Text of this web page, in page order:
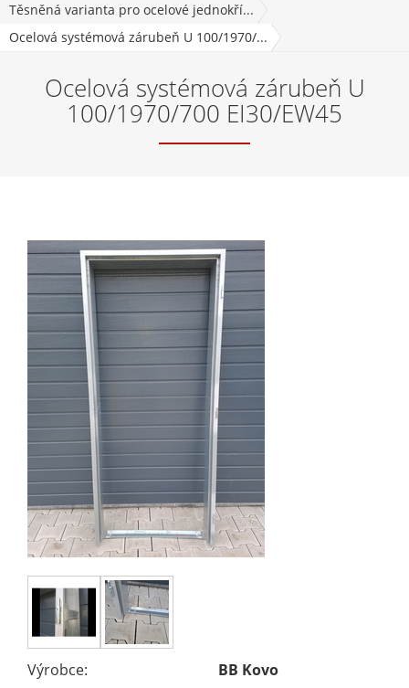
Těsněná varianta pro ocelové jednokří...
Ocelová systémová zárubeň U 100/1970/...
Ocelová systémová zárubeň U
100/1970/700 EI30/EW45
Výrobce:
BB Kovo